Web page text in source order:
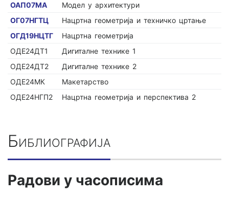
ОАП07МА
Модел у архитектури
ОГ07НГТЦ
Нацртна геометрија и техничко цртање
ОГД19НЦТГ
Нацртна геометрија
ОДЕ24ДТ1
Дигиталне технике 1
ОДЕ24ДТ2
Дигиталне технике 2
ОДЕ24МК
Макетарство
ОДЕ24НГП2
Нацртна геометрија и перспектива 2
Библиографија
Радови у часописима